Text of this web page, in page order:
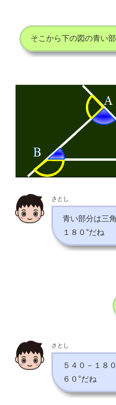
そこから下の図の青い
さとし
青い部分は三
１８０°だね
さとし
５４０－１８
６０°だね